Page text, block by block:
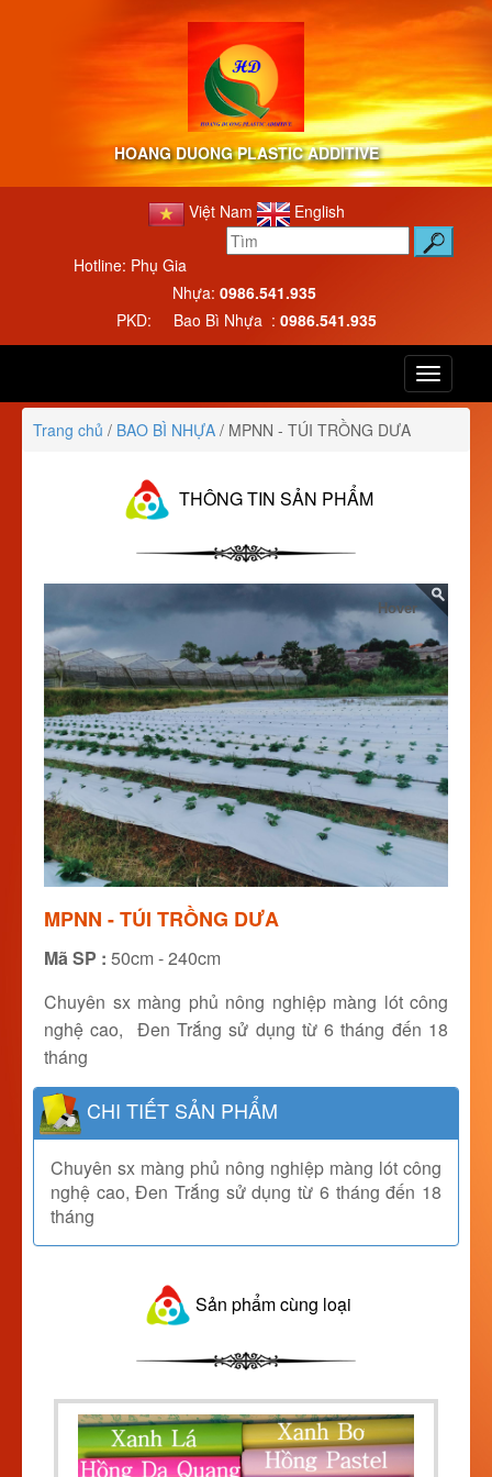
HOANG DUONG PLASTIC ADDITIVE
Việt Nam English
Hotline: Phụ Gia
Nhựa: 0986.541.935
PKD: Bao Bì Nhựa : 0986.541.935
Toggle
Trang chủ / BAO BÌ NHỰA / MPNN - TÚI TRỒNG DƯA
THÔNG TIN SẢN PHẨM
Hover
MPNN - TÚI TRỒNG DƯA
Mã SP : 50cm - 240cm
Chuyên sx màng phủ nông nghiệp màng lót công
nghệ cao, Đen Trắng sử dụng từ 6 tháng đến 18
tháng
CHI TIẾT SẢN PHẨM
Chuyên sx màng phủ nông nghiệp màng lót công
nghệ cao, Đen Trắng sử dụng từ 6 tháng đến 18
tháng
Sản phẩm cùng loại